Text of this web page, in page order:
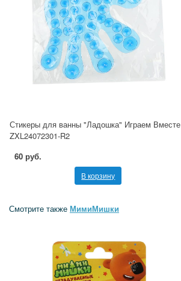
Стикеры для ванны "Ладошка" Играем Вместе
ZXL24072301-R2
60 руб.
В корзину
Смотрите также МимиМишки